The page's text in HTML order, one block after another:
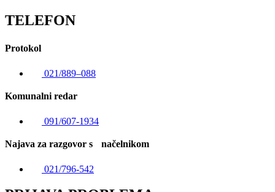
TELEFON
Protokol
021/889–088
Komunalni redar
091/607-1934
Najava za razgovor s načelnikom
021/796-542